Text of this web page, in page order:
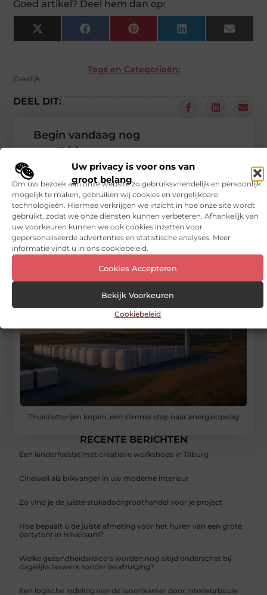
Uw privacy is voor ons van
groot belang
Om uw bezoek aan onze website zo gebruiksvriendelijk en persoonlijk
mogelijk te maken, gebruiken wij cookies en vergelijkbare
technologieën. Hiermee verkrijgen we inzicht in hoe onze site wordt
gebruikt, zodat we onze diensten kunnen verbeteren. Afhankelijk van
uw voorkeuren kunnen we ook cookies inzetten voor
gepersonaliseerde advertenties en statistische analyses. Meer
informatie vindt u in ons cookiebeleid.
Cookies Accepteren
Bekijk Voorkeuren
Cookiebeleid
Goed artikel? Deel hem dan op:
X
(Twitter)
Facebook Pinterest LinkedIn Email
Tags en Categorieën:
Zakelijk
DEEL DIT:
Thuisbatterijen kopen: een slimme stap naar energieopslag
RECENTE BERICHTEN
Een kinderfeestje met creatieve workshops in Tilburg
Cinewall als blikvanger in uw moderne interieur
Zo vind je de juiste stukadoorgroothandel voor je project
Hoe bepaalt u de juiste afmeting voor het huren van een grote
partytent in Hilversum?
Welke gezondheidsrisico's worden nog altijd onderschat bij
dagelijks laswerk zonder lasafzuiging?
Een logische indeling van de woonkamer door interieurbouw
Begin vandaag nog
met bloggen op
Vinden nu
Stuur ons een bericht
Registreer hier